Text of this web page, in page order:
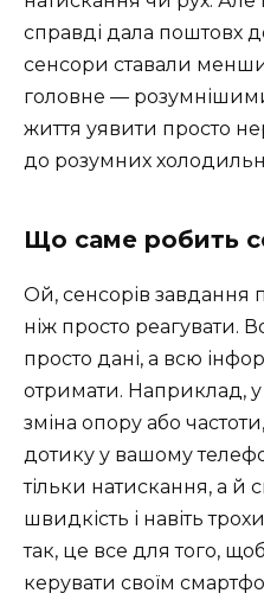
справді дала поштовх
сенсори ставали
головне —
життя уявити просто
до розумних
Що саме робить
Ой, сенсорів завдання
ніж просто реагувати.
просто дані, а всю
отримати. Наприклад, у
зміна опору або
дотику у вашому
тільки натискання, а й
швидкість і навіть
так, це все для того,
керувати своїм